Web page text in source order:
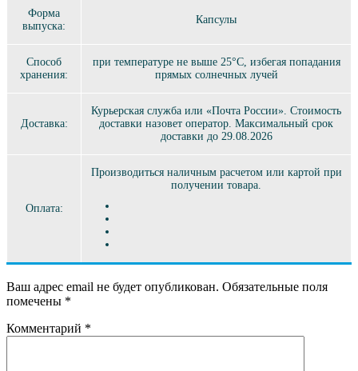
Форма
выпуска:
Капсулы
Способ
хранения:
при температуре не выше 25°C, избегая попадания
прямых солнечных лучей
Доставка:
Курьерская служба или «Почта России». Стоимость
доставки назовет оператор. Максимальный срок
доставки до 29.08.2026
Оплата:
Производиться наличным расчетом или картой при
получении товара.
Ваш адрес email не будет опубликован. Обязательные поля
помечены *
Комментарий *